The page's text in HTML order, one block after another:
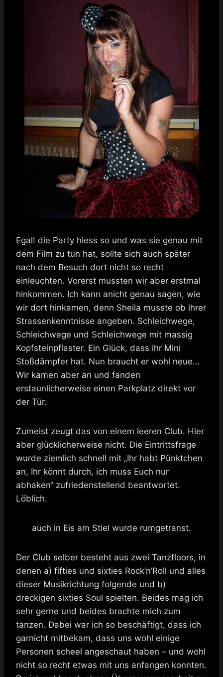
Egal! die Party hiess so und was sie genau mit
dem Film zu tun hat, sollte sich auch später
nach dem Besuch dort nicht so recht
einleuchten. Vorerst mussten wir aber erstmal
hinkommen. Ich kann anicht genau sagen, wie
wir dort hinkamen, denn Sheila musste ob ihrer
Strassenkenntnisse angeben. Schleichwege,
Schleichwege und Schleichwege mit massig
Kopfsteinpflaster. Ein Glück, dass ihr Mini
Stoßdämpfer hat. Nun braucht er wohl neue…
Wir kamen aber an und fanden
erstaunlicherweise einen Parkplatz direkt vor
der Tür.
Zumeist zeugt das von einem leeren Club. Hier
aber glücklicherweise nicht. Die Eintrittsfrage
wurde ziemlich schnell mit „Ihr habt Pünktchen
an, Ihr könnt durch, ich muss Euch nur
abhaken“ zufriedenstellend beantwortet.
Löblich.
auch in Eis am Stiel wurde rumgetranst.
Der Club selber besteht aus zwei Tanzfloors, in
denen a) fifties und sixties Rock’n’Roll und alles
dieser Musikrichtung folgende und b)
dreckigen sixties Soul spielten. Beides mag ich
sehr gerne und beides brachte mich zum
tanzen. Dabei war ich so beschäftigt, dass ich
garnicht mitbekam, dass uns wohl einige
Personen scheel angeschaut haben – und wohl
nicht so recht etwas mit uns anfangen konnten.